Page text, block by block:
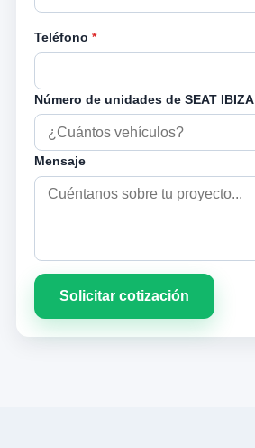
Teléfono *
Número de unidades de SEAT IBIZA
Mensaje
Solicitar cotización